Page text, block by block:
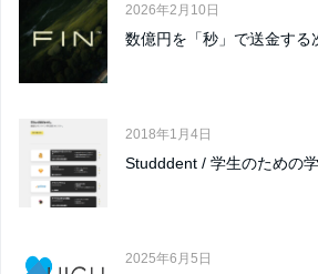
2026年2月10日
数億円を「秒」で送金する
2018年1月4日
Studddent / 学生のための
2025年6月5日